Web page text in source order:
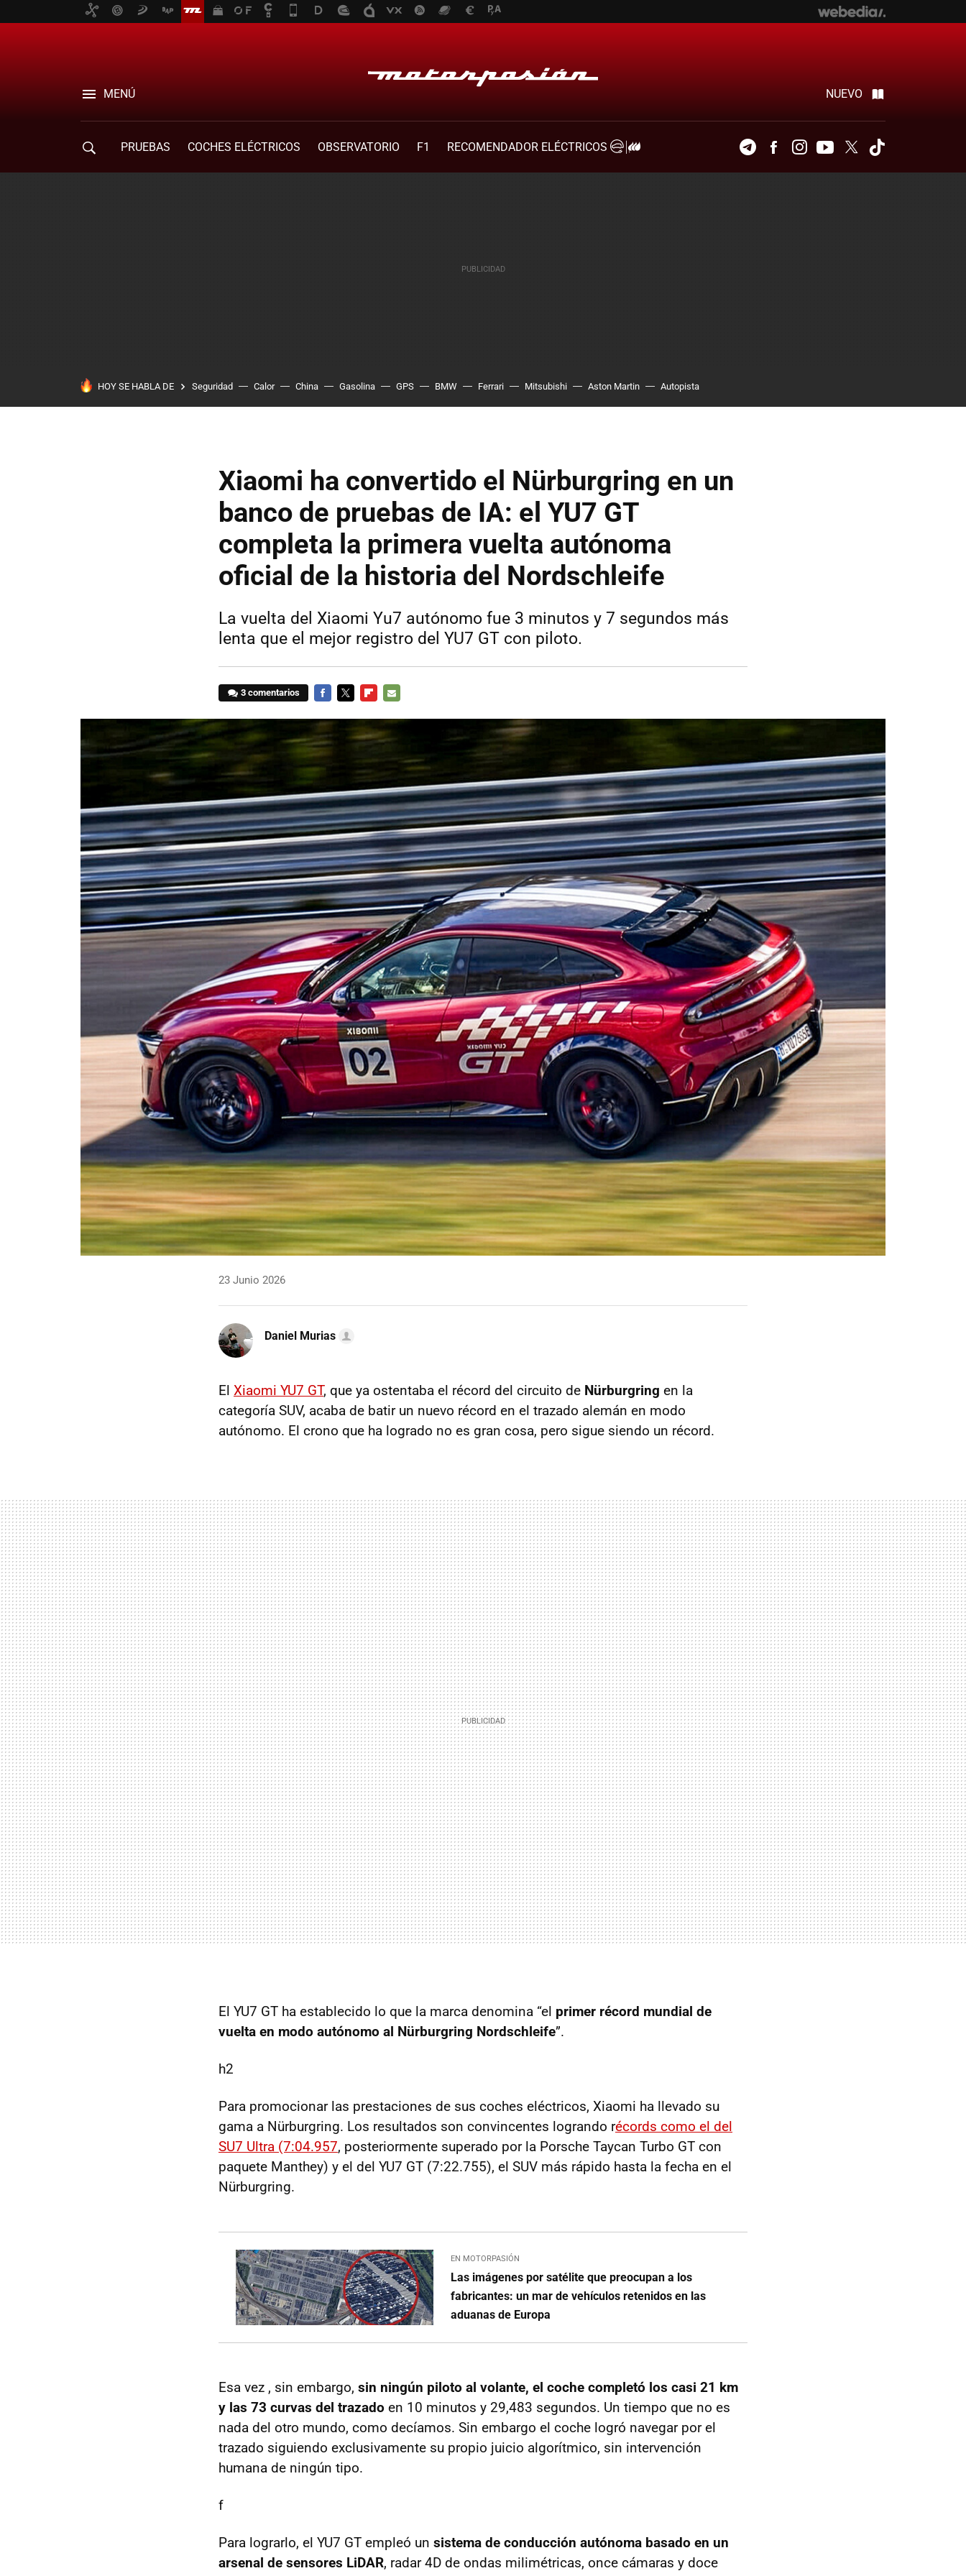
MENÚ NUEVO
PRUEBAS COCHES ELÉCTRICOS OBSERVATORIO F1
RECOMENDADOR ELÉCTRICOS
TelegramFacebookInstagramYoutubeTwitter
HOY SE HABLA DE Seguridad Calor China Gasolina GPS BMW Ferrari Mitsubishi Aston Martin Autopista
Xiaomi ha convertido el Nürburgring en un
banco de pruebas de IA: el YU7 GT
completa la primera vuelta autónoma
oficial de la historia del Nordschleife
La vuelta del Xiaomi Yu7 autónomo fue 3 minutos y 7 segundos más
lenta que el mejor registro del YU7 GT con piloto.
3 comentarios
23 Junio 2026
Daniel Murias
El Xiaomi YU7 GT, que ya ostentaba el récord del circuito de Nürburgring en la
categoría SUV, acaba de batir un nuevo récord en el trazado alemán en modo
autónomo. El crono que ha logrado no es gran cosa, pero sigue siendo un récord.
El YU7 GT ha establecido lo que la marca denomina “el primer récord mundial de
vuelta en modo autónomo al Nürburgring Nordschleife”.
h2
Para promocionar las prestaciones de sus coches eléctricos, Xiaomi ha llevado su
gama a Nürburgring. Los resultados son convincentes logrando récords como el del
SU7 Ultra (7:04.957, posteriormente superado por la Porsche Taycan Turbo GT con
paquete Manthey) y el del YU7 GT (7:22.755), el SUV más rápido hasta la fecha en el
Nürburgring.
EN MOTORPASIÓN
Las imágenes por satélite que preocupan a los
fabricantes: un mar de vehículos retenidos en las
aduanas de Europa
Esa vez , sin embargo, sin ningún piloto al volante, el coche completó los casi 21 km
y las 73 curvas del trazado en 10 minutos y 29,483 segundos. Un tiempo que no es
nada del otro mundo, como decíamos. Sin embargo el coche logró navegar por el
trazado siguiendo exclusivamente su propio juicio algorítmico, sin intervención
humana de ningún tipo.
f
Para lograrlo, el YU7 GT empleó un sistema de conducción autónoma basado en un
arsenal de sensores LiDAR, radar 4D de ondas milimétricas, once cámaras y doce